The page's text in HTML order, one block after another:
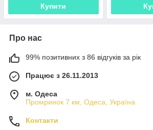
Купити
Про нас
99% позитивних з 86 відгуків за рік
Працює з 26.11.2013
м. Одеса
Промринок 7 км, Одеса, Україна
Контакти